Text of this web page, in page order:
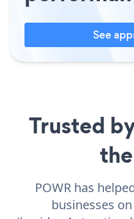
See
Trusted
POWR has
businesses